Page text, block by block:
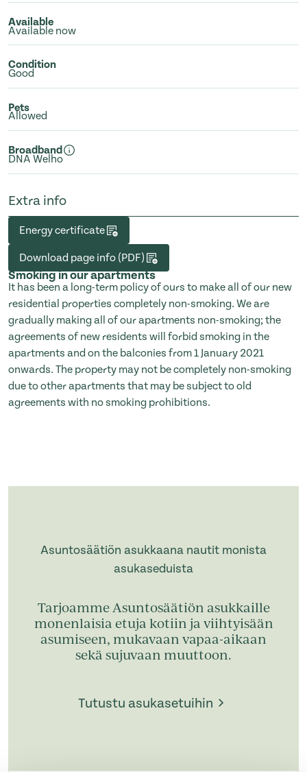
Available
Available now
Condition
Good
Pets
Allowed
Broadband
DNA Welho
Extra info
Energy certificate
Download page info (PDF)
Smoking in our apartments
It has been a long-term policy of ours to make all of our new
residential properties completely non-smoking. We are
gradually making all of our apartments non-smoking; the
agreements of new residents will forbid smoking in the
apartments and on the balconies from 1 January 2021
onwards. The property may not be completely non-smoking
due to other apartments that may be subject to old
agreements with no smoking prohibitions.
Asuntosäätiön asukkaana nautit monista
asukaseduista
Tarjoamme Asuntosäätiön asukkaille
monenlaisia etuja kotiin ja viihtyisään
asumiseen, mukavaan vapaa-aikaan
sekä sujuvaan muuttoon.
Tutustu asukasetuihin